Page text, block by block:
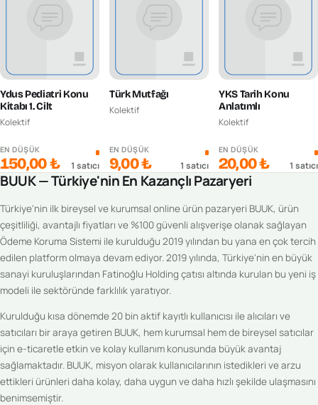
Ydus Pediatri Konu
Kitabı 1. Cilt
Kolektif
EN DÜŞÜK
150,00 ₺ 1 satıcı
Türk Mutfağı
Kolektif
EN DÜŞÜK
9,00 ₺ 1 satıcı
YKS Tarih Konu
Anlatımlı
Kolektif
EN DÜŞÜK
20,00 ₺ 1 satıcı
BUUK — Türkiye'nin En Kazançlı Pazaryeri
Türkiye'nin ilk bireysel ve kurumsal online ürün pazaryeri BUUK, ürün
çeşitliliği, avantajlı fiyatları ve %100 güvenli alışverişe olanak sağlayan
Ödeme Koruma Sistemi ile kurulduğu 2019 yılından bu yana en çok tercih
edilen platform olmaya devam ediyor. 2019 yılında, Türkiye'nin en büyük
sanayi kuruluşlarından Fatinoğlu Holding çatısı altında kurulan bu yeni iş
modeli ile sektöründe farklılık yaratıyor.
Kurulduğu kısa dönemde 20 bin aktif kayıtlı kullanıcısı ile alıcıları ve
satıcıları bir araya getiren BUUK, hem kurumsal hem de bireysel satıcılar
için e-ticaretle etkin ve kolay kullanım konusunda büyük avantaj
sağlamaktadır. BUUK, misyon olarak kullanıcılarının istedikleri ve arzu
ettikleri ürünleri daha kolay, daha uygun ve daha hızlı şekilde ulaşmasını
benimsemiştir.